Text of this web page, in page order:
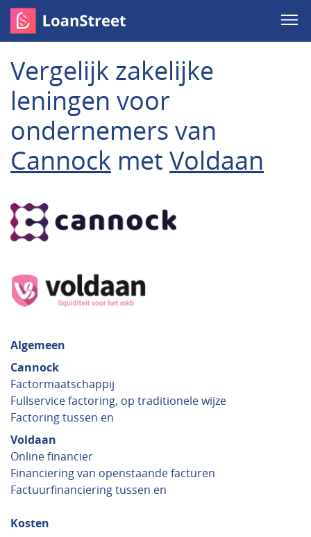
Vergelijk zakelijke
leningen voor
ondernemers van
Cannock met Voldaan
Algemeen
Cannock
Factormaatschappij
Fullservice factoring, op traditionele wijze
Factoring tussen en
Voldaan
Online financier
Financiering van openstaande facturen
Factuurfinanciering tussen en
Kosten